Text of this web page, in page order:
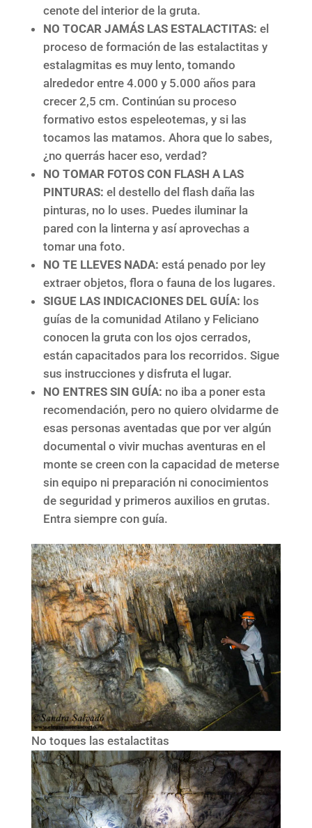
cenote del interior de la gruta.
NO TOCAR JAMÁS LAS ESTALACTITAS: el
proceso de formación de las estalactitas y
estalagmitas es muy lento, tomando
alrededor entre 4.000 y 5.000 años para
crecer 2,5 cm. Continúan su proceso
formativo estos espeleotemas, y si las
tocamos las matamos. Ahora que lo sabes,
¿no querrás hacer eso, verdad?
NO TOMAR FOTOS CON FLASH A LAS
PINTURAS: el destello del flash daña las
pinturas, no lo uses. Puedes iluminar la
pared con la linterna y así aprovechas a
tomar una foto.
NO TE LLEVES NADA: está penado por ley
extraer objetos, flora o fauna de los lugares.
SIGUE LAS INDICACIONES DEL GUÍA: los
guías de la comunidad Atilano y Feliciano
conocen la gruta con los ojos cerrados,
están capacitados para los recorridos. Sigue
sus instrucciones y disfruta el lugar.
NO ENTRES SIN GUÍA: no iba a poner esta
recomendación, pero no quiero olvidarme de
esas personas aventadas que por ver algún
documental o vivir muchas aventuras en el
monte se creen con la capacidad de meterse
sin equipo ni preparación ni conocimientos
de seguridad y primeros auxilios en grutas.
Entra siempre con guía.
No toques las estalactitas